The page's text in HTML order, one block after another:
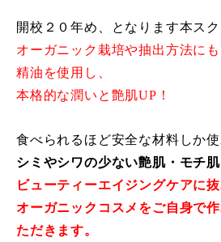
開校２０年め、となります本スク
オーガニック栽培や抽出方法に
精油を使用し、
本格的な潤いと艶肌UP！
食べられるほど安全な材料しか使
シミやシワの少ない艶肌・モチ
ビューティーエイジングケアに抜
オーガニックコスメをご自身で
ただきます。